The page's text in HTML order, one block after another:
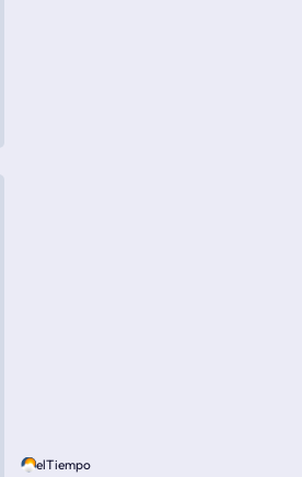
elTiempo